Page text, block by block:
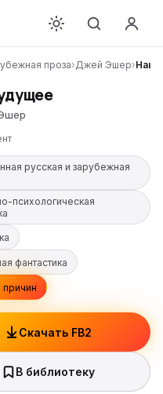
проза›Джей Эшер›
русская и зарубежная
психологическая
фантастика
причин
Скачать FB2
В библиотеку